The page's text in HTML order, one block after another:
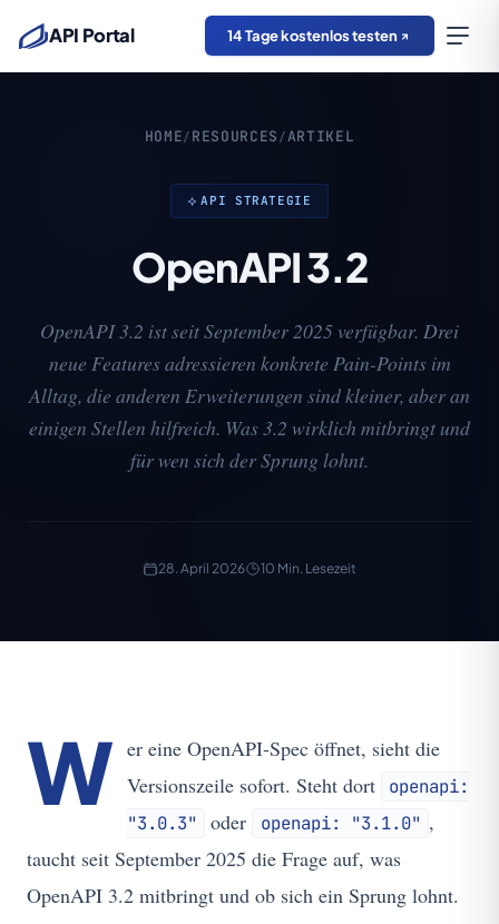
API Portal 14 Tage kostenlos testen
HOME / RESOURCES /ARTIKEL
API STRATEGIE
OpenAPI 3.2
OpenAPI 3.2 ist seit September 2025 verfügbar. Drei
neue Features adressieren konkrete Pain-Points im
Alltag, die anderen Erweiterungen sind kleiner, aber an
einigen Stellen hilfreich. Was 3.2 wirklich mitbringt und
für wen sich der Sprung lohnt.
28. April 2026 10 Min. Lesezeit
W er eine OpenAPI-Spec öffnet, sieht die
Versionszeile sofort. Steht dort
openapi:
"3.0.3"
oder openapi: "3.1.0" ,
taucht seit September 2025 die Frage auf, was
OpenAPI 3.2 mitbringt und ob sich ein Sprung lohnt.